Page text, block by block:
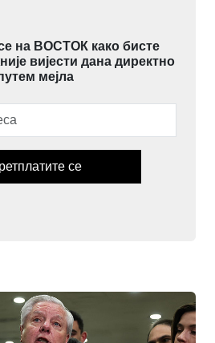
на ВОСТОК како бисте
вијести дана директно
мејла
се